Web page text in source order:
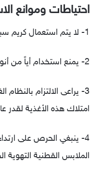
احتياطات وموانع
1- لا يتم استعمال كريم سبوتلس إلا وفقاً للإرشادات الطبية .
2- يمنع استخدام أياً من أنواع العطور أو أياً من مستحضرات التجميل في خلال فترة العلاج بالكريم .
3- يراعى الالتزام
امتلاك هذه الأغذية لقدر
4- ينبغي الحرص على
الملابس القطنية التهوية